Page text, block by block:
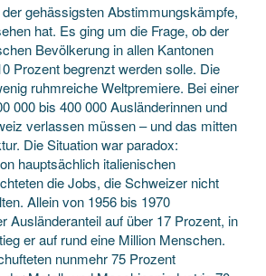
gehässigsten Abstimmungskämpfe,
hat. Es ging um die Frage, ob der
Bevölkerung in allen Kantonen
Prozent begrenzt werden solle. Die
ruhmreiche Weltpremiere. Bei einer
000 bis 400 000 Ausländerinnen und
verlassen müssen – und das mitten
Die Situation war paradox:
hauptsächlich italienischen
die Jobs, die Schweizer nicht
Allein von 1956 bis 1970
Ausländeranteil auf über 17 Prozent, in
er auf rund eine Million Menschen.
nunmehr 75 Prozent